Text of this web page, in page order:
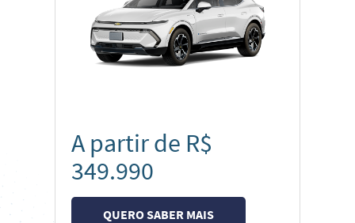
A partir de R$
349.990
QUERO SABER MAIS